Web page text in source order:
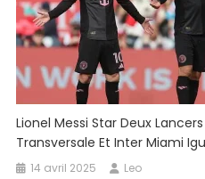
Lionel Messi Star Deux
Transversale Et Inter Miami
14 avril 2025 Leo